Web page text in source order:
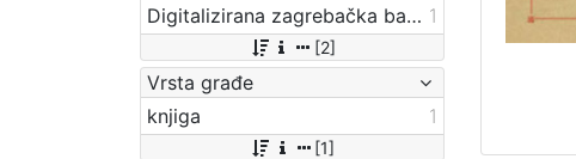
Digitalizirana zagrebačka baština 1
[2]
Vrsta građe
knjiga
1
[1]